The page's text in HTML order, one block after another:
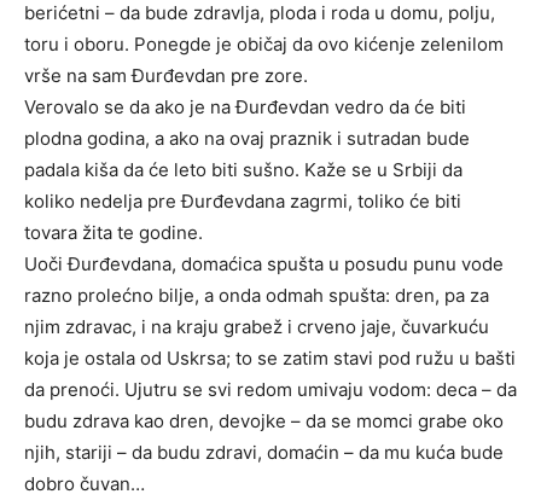
berićetni – da bude zdravlja, ploda i roda u domu, polju,
toru i oboru. Ponegde je običaj da ovo kićenje zelenilom
vrše na sam Đurđevdan pre zore.
Verovalo se da ako je na Đurđevdan vedro da će biti
plodna godina, a ako na ovaj praznik i sutradan bude
padala kiša da će leto biti sušno. Kaže se u Srbiji da
koliko nedelja pre Đurđevdana zagrmi, toliko će biti
tovara žita te godine.
Uoči Đurđevdana, domaćica spušta u posudu punu vode
razno prolećno bilje, a onda odmah spušta: dren, pa za
njim zdravac, i na kraju grabež i crveno jaje, čuvarkuću
koja je ostala od Uskrsa; to se zatim stavi pod ružu u bašti
da prenoći. Ujutru se svi redom umivaju vodom: deca – da
budu zdrava kao dren, devojke – da se momci grabe oko
njih, stariji – da budu zdravi, domaćin – da mu kuća bude
dobro čuvan…